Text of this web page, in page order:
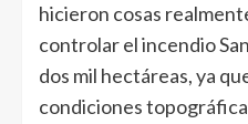
hicieron cosas
controlar el incendio
dos mil hectáreas, ya
condiciones